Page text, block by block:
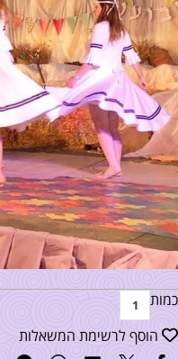
כמות
הוסף לרשימת המשאלות